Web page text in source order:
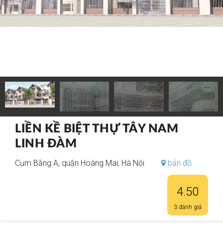
LIỀN KỀ BIỆT THỰ TÂY NAM
LINH ĐÀM
Cụm Bằng A, quận Hoàng Mai, Hà Nội bản đồ
4.50
3 đánh giá